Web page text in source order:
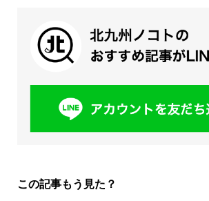
この記事もう見た？